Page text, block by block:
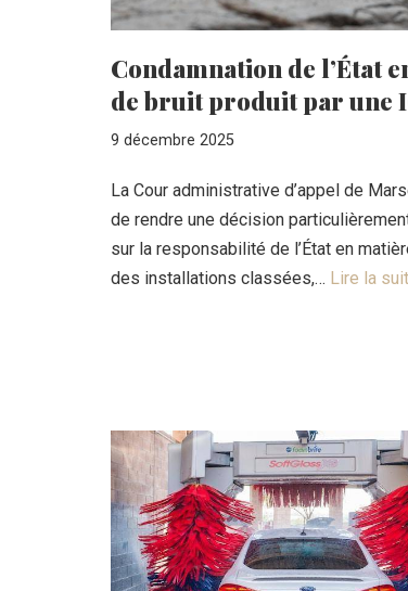
Condamnation de l’État
de bruit produit par une
9 décembre 2025
La Cour administrative d’appel de
de rendre une décision
sur la responsabilité de l’État en
des installations classées,… Lire la